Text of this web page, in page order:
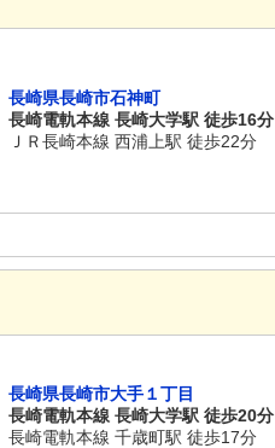
長崎県長崎市石神町
長崎電軌本線 長崎大学駅 徒歩16分
ＪＲ長崎本線 西浦上駅 徒歩22分
長崎県長崎市大手１丁目
長崎電軌本線 長崎大学駅 徒歩20分
長崎電軌本線 千歳町駅 徒歩17分